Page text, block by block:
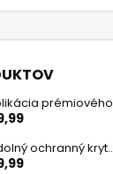
prémiového
skla na
ochranný kryt